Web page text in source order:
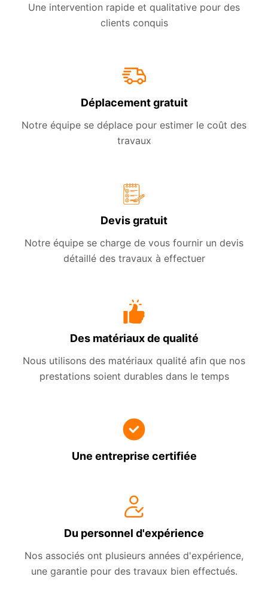
Une intervention rapide et qualitative pour des
clients conquis
Déplacement gratuit
Notre équipe se déplace pour estimer le coût des
travaux
Devis gratuit
Notre équipe se charge de vous fournir un devis
détaillé des travaux à effectuer
Des matériaux de qualité
Nous utilisons des matériaux qualité afin que nos
prestations soient durables dans le temps
Une entreprise certifiée
Du personnel d'expérience
Nos associés ont plusieurs années d'expérience,
une garantie pour des travaux bien effectués.